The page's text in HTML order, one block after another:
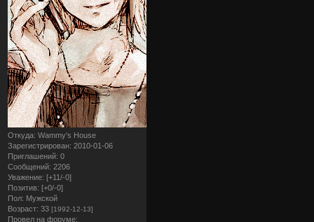
Откуда: Wammy's House
Зарегистрирован: 2010-01-06
Приглашений: 0
Сообщений: 2206
Уважение: [+11/-0]
Позитив: [+0/-0]
Пол: Мужской
Возраст: 33 [1992-12-13]
Провел на форуме: